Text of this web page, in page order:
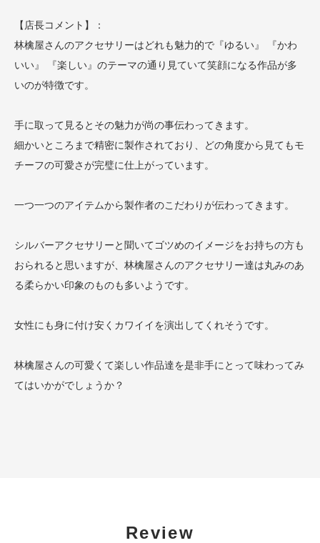
【店長コメント】：
林檎屋さんのアクセサリーはどれも魅力的で『ゆるい』 『かわ
いい』 『楽しい』のテーマの通り見ていて笑顔になる作品が多
いのが特徴です。
手に取って見るとその魅力が尚の事伝わってきます。
細かいところまで精密に製作されており、どの角度から見てもモ
チーフの可愛さが完璧に仕上がっています。
一つ一つのアイテムから製作者のこだわりが伝わってきます。
シルバーアクセサリーと聞いてゴツめのイメージをお持ちの方も
おられると思いますが、林檎屋さんのアクセサリー達は丸みのあ
る柔らかい印象のものも多いようです。
女性にも身に付け安くカワイイを演出してくれそうです。
林檎屋さんの可愛くて楽しい作品達を是非手にとって味わってみ
てはいかがでしょうか？
Review